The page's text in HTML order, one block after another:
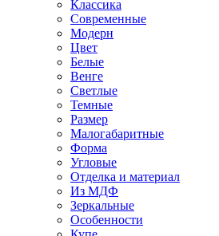
Классика
Современные
Модерн
Цвет
Белые
Венге
Светлые
Темные
Размер
Малогабаритные
Форма
Угловые
Отделка и материал
Из МДФ
Зеркальные
Особенности